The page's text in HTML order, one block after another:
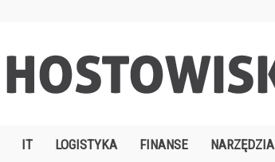
IT LOGISTYKA FINANSE NARZĘDZIA